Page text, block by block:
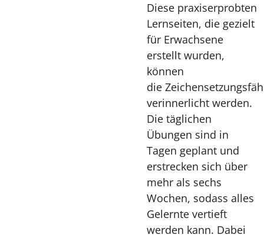
Diese praxiserprobten
Lernseiten, die gezielt
für Erwachsene
erstellt wurden,
können
die
verinnerlicht werden.
Die täglichen
Übungen sind in
Tagen geplant und
erstrecken sich über
mehr als sechs
Wochen, sodass alles
Gelernte vertieft
werden kann. Dabei